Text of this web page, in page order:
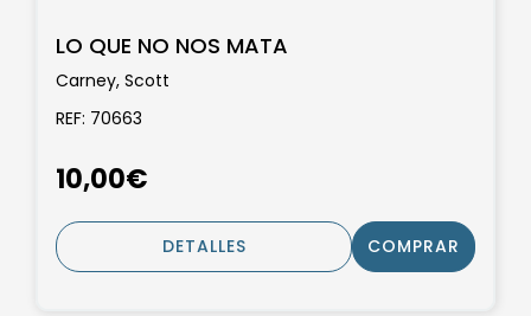
LO QUE NO NOS MATA
Carney, Scott
REF: 70663
10,00€
DETALLES COMPRAR